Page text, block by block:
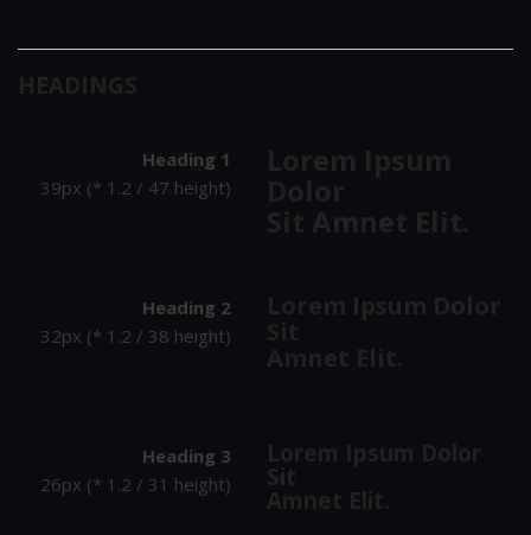
HEADINGS
Heading 1
39px (* 1.2 / 47 height)
Lorem Ipsum
Dolor
Sit Amnet Elit.
Heading 2
32px (* 1.2 / 38 height)
Lorem Ipsum Dolor
Sit
Amnet Elit.
Heading 3
26px (* 1.2 / 31 height)
Lorem Ipsum Dolor
Sit
Amnet Elit.